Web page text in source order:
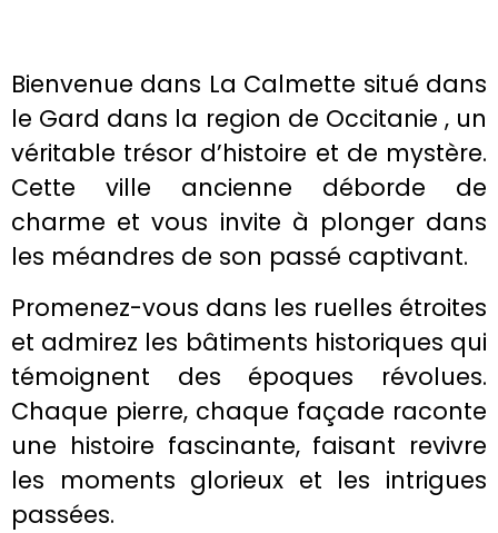
Bienvenue dans La Calmette situé dans
le Gard dans la region de Occitanie , un
véritable trésor d’histoire et de mystère.
Cette ville ancienne déborde de
charme et vous invite à plonger dans
les méandres de son passé captivant.
Promenez-vous dans les ruelles étroites
et admirez les bâtiments historiques qui
témoignent des époques révolues.
Chaque pierre, chaque façade raconte
une histoire fascinante, faisant revivre
les moments glorieux et les intrigues
passées.